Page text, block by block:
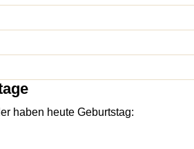
haben heute Geburtstag: